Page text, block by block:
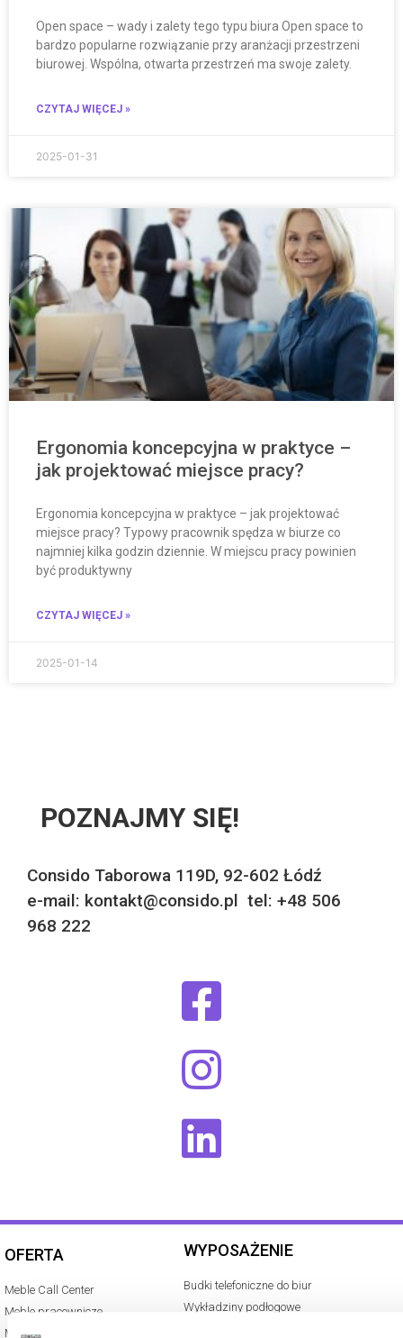
Open space – wady i zalety tego typu biura Open space to
bardzo popularne rozwiązanie przy aranżacji przestrzeni
biurowej. Wspólna, otwarta przestrzeń ma swoje zalety.
CZYTAJ WIĘCEJ »
2025-01-31
Ergonomia koncepcyjna w praktyce –
jak projektować miejsce pracy?
Ergonomia koncepcyjna w praktyce – jak projektować
miejsce pracy? Typowy pracownik spędza w biurze co
najmniej kilka godzin dziennie. W miejscu pracy powinien
być produktywny
CZYTAJ WIĘCEJ »
2025-01-14
POZNAJMY SIĘ!
Consido Taborowa 119D, 92-602 Łódź
e-mail: kontakt@consido.pl tel: +48 506
968 222
OFERTA
Meble Call Center
Meble pracownicze
Meble konferencyjne
WYPOSAŻENIE
Budki telefoniczne do biur
Wykładziny podłogowe